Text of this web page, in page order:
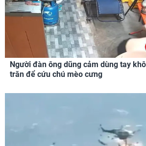
Người đàn ông dũng cảm dùng tay
trăn để cứu chú mèo cưng